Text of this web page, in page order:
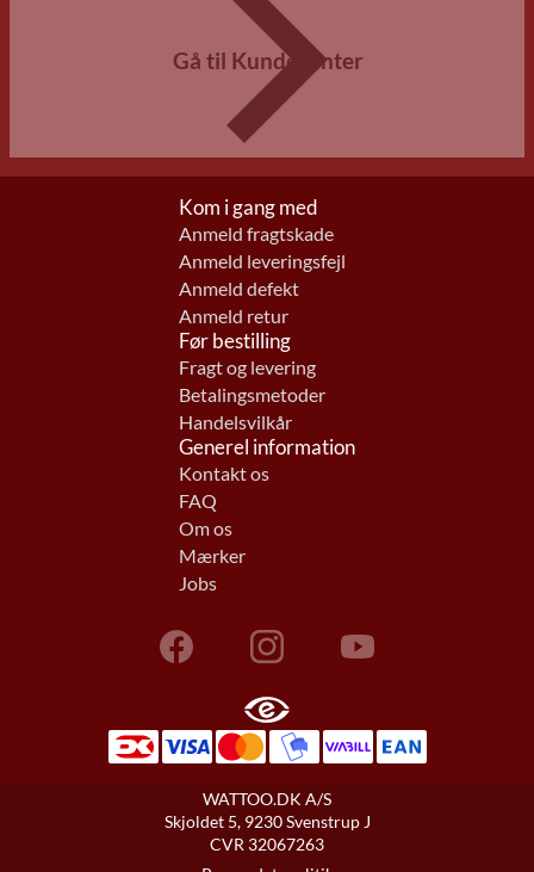
Gå til Kundecenter
Kom i gang med
Anmeld fragtskade
Anmeld leveringsfejl
Anmeld defekt
Anmeld retur
Før bestilling
Fragt og levering
Betalingsmetoder
Handelsvilkår
Generel information
Kontakt os
FAQ
Om os
Mærker
Jobs
WATTOO.DK A/S
Skjoldet 5, 9230 Svenstrup J
CVR 32067263